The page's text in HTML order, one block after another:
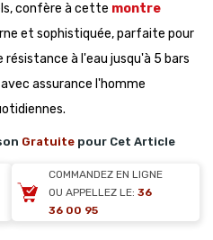
confère à cette montre
et sophistiquée, parfaite pour
à l'eau jusqu'à 5 bars
assurance l'homme
Gratuite pour Cet Article
COMMANDEZ EN LIGNE
OU APPELLEZ LE: 36
36 00 95